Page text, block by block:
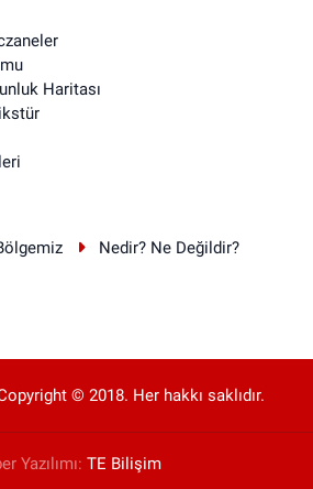
Haritası
Nedir? Ne Değildir?
© 2018. Her hakkı saklıdır.
Yazılımı: TE Bilişim